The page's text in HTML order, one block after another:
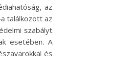
az
találkozott az
szabályt
esetében. A
és